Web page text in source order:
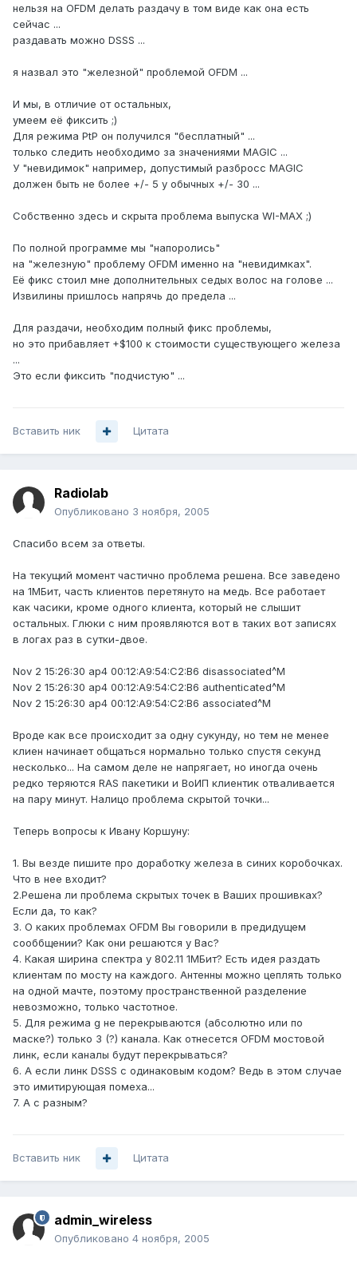
нельзя на OFDM делать раздачу в том виде как она есть
сейчас ...
раздавать можно DSSS ...
я назвал это "железной" проблемой OFDM ...
И мы, в отличие от остальных,
умеем её фиксить ;)
Для режима PtP он получился "бесплатный" ...
только следить необходимо за значениями MAGIC ...
У "невидимок" например, допустимый разбросс MAGIC
должен быть не более +/- 5 у обычных +/- 30 ...
Собственно здесь и скрыта проблема выпуска WI-MAX ;)
По полной программе мы "напоролись"
на "железную" проблему OFDM именно на "невидимках".
Её фикс стоил мне дополнительных седых волос на голове ...
Извилины пришлось напрячь до предела ...
Для раздачи, необходим полный фикс проблемы,
но это прибавляет +$100 к стоимости существующего железа
...
Это если фиксить "подчистую" ...
Вставить ник Цитата
Radiolab
Опубликовано 3 ноября, 2005
Спасибо всем за ответы.
На текущий момент частично проблема решена. Все заведено
на 1МБит, часть клиентов перетянуто на медь. Все работает
как часики, кроме одного клиента, который не слышит
остальных. Глюки с ним проявляются вот в таких вот записях
в логах раз в сутки-двое.
Nov 2 15:26:30 ap4 00:12:A9:54:C2:B6 disassociated^M
Nov 2 15:26:30 ap4 00:12:A9:54:C2:B6 authenticated^M
Nov 2 15:26:30 ap4 00:12:A9:54:C2:B6 associated^M
Вроде как все происходит за одну сукунду, но тем не менее
клиен начинает общаться нормально только спустя секунд
несколько... На самом деле не напрягает, но иногда очень
редко теряются RAS пакетики и ВоИП клиентик отваливается
на пару минут. Налицо проблема скрытой точки...
Теперь вопросы к Ивану Коршуну:
1. Вы везде пишите про доработку железа в синих коробочках.
Что в нее входит?
2.Решена ли проблема скрытых точек в Ваших прошивках?
Если да, то как?
3. О каких проблемах OFDM Вы говорили в предидущем
сооббщении? Как они решаются у Вас?
4. Какая ширина спектра у 802.11 1МБит? Есть идея раздать
клиентам по мосту на каждого. Антенны можно цеплять только
на одной мачте, поэтому пространственной разделение
невозможно, только частотное.
5. Для режима g не перекрываются (абсолютно или по
маске?) только 3 (?) канала. Как отнесется OFDM мостовой
линк, если каналы будут перекрываться?
6. А если линк DSSS с одинаковым кодом? Ведь в этом случае
это имитирующая помеха...
7. А с разным?
Вставить ник Цитата
admin_wireless
Опубликовано 4 ноября, 2005